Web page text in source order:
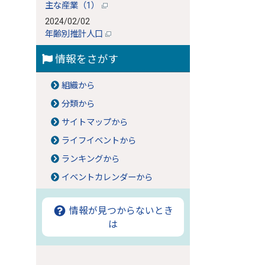
主な産業（1）
2024/02/02
年齢別推計人口
情報をさがす
組織から
分類から
サイトマップから
ライフイベントから
ランキングから
イベントカレンダーから
情報が見つからないとき
は